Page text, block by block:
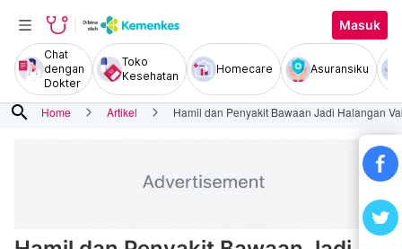
Masuk
Chat
dengan
Dokter
Toko
Kesehatan
Homecare Asuransiku
search Home Artikel Hamil dan Penyakit Bawaan Jadi Halangan